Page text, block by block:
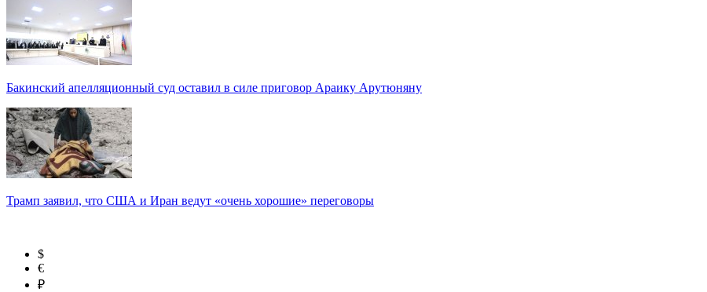
Бакинский апелляционный суд оставил в силе приговор Араику Арутюняну
Трамп заявил, что США и Иран ведут «очень хорошие» переговоры
$
€
₽